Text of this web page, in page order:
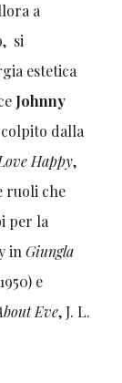
a
si
estetica
Johnny
dalla
Happy,
ruoli che
per la
inGiungla
e
Eve, J. L.